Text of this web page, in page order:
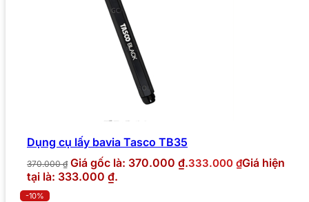
Dụng cụ lấy bavia Tasco TB35
370.000₫ Giá gốc là: 370.000 ₫.333.000 ₫Giá hiện
tại là: 333.000 ₫.
-10%